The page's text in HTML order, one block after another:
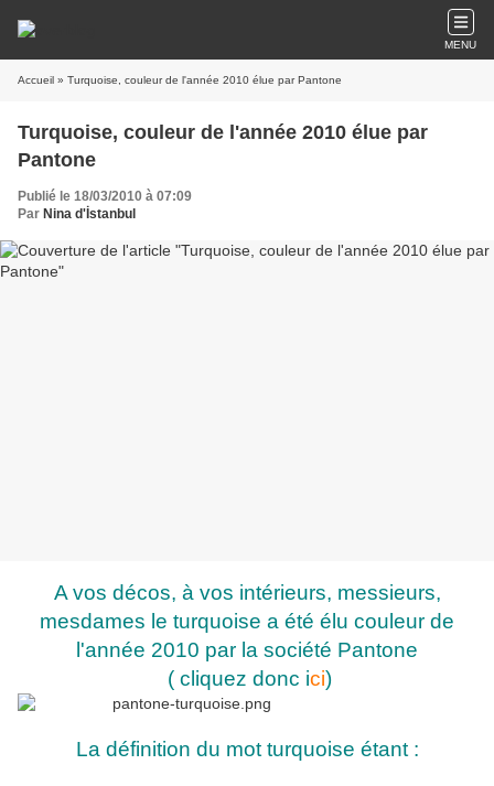
MENU
Accueil » Turquoise, couleur de l'année 2010 élue par Pantone
Turquoise, couleur de l'année 2010 élue par
Pantone
Publié le 18/03/2010 à 07:09
Par Nina d'İstanbul
A vos décos, à vos intérieurs, messieurs,
mesdames le turquoise a été élu couleur de
l'année 2010 par la société Pantone
( cliquez donc ici)
La définition du mot turquoise étant :